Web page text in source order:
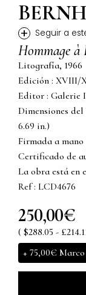
+ Seguir a
Hommage à
Litografía, 1966
Edición : XVIII/
Editor : Galerie
Dimensiones del
6.69 in.)
Firmada a
Certificado de
La obra está en
Ref : LCD4676
250,00€
( $288.05 -
+ 75,00€